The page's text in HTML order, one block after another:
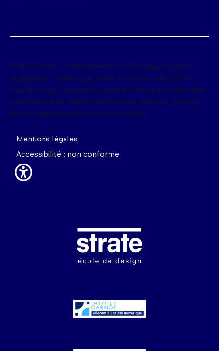
Image
2016 Strate - Établissement d'enseignement
supérieur technique privé reconnu par l'État,
membre de l'Institut Carnot Télécom & Société
numérique et labellisée Carnot pour la qualité
de ses partenariats de recherche.
Mentions légales
Accessibilité : non conforme